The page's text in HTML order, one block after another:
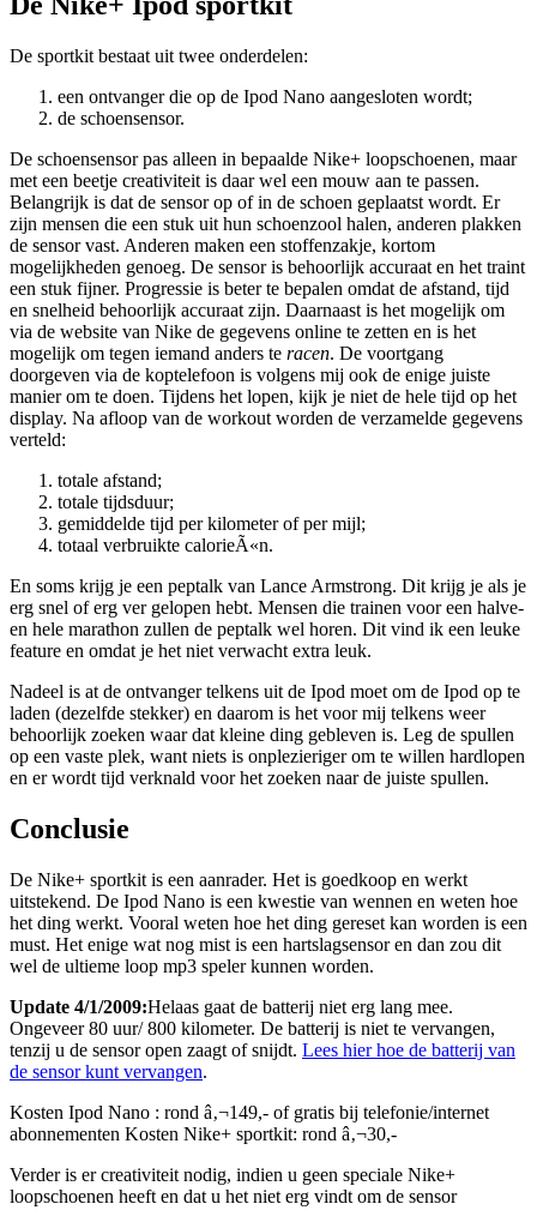
De sportkit bestaat uit twee onderdelen:
een ontvanger die op de Ipod Nano aangesloten wordt;
de schoensensor.
De schoensensor pas alleen in bepaalde Nike+ loopschoenen, maar
met een beetje creativiteit is daar wel een mouw aan te passen.
Belangrijk is dat de sensor op of in de schoen geplaatst wordt. Er
zijn mensen die een stuk uit hun schoenzool halen, anderen plakken
de sensor vast. Anderen maken een stoffenzakje, kortom
mogelijkheden genoeg. De sensor is behoorlijk accuraat en het traint
een stuk fijner. Progressie is beter te bepalen omdat de afstand, tijd
en snelheid behoorlijk accuraat zijn. Daarnaast is het mogelijk om
via de website van Nike de gegevens online te zetten en is het
mogelijk om tegen iemand anders te racen. De voortgang
doorgeven via de koptelefoon is volgens mij ook de enige juiste
manier om te doen. Tijdens het lopen, kijk je niet de hele tijd op het
display. Na afloop van de workout worden de verzamelde gegevens
verteld:
totale afstand;
totale tijdsduur;
gemiddelde tijd per kilometer of per mijl;
totaal verbruikte calorieÃ«n.
En soms krijg je een peptalk van Lance Armstrong. Dit krijg je als je
erg snel of erg ver gelopen hebt. Mensen die trainen voor een halve-
en hele marathon zullen de peptalk wel horen. Dit vind ik een leuke
feature en omdat je het niet verwacht extra leuk.
Nadeel is at de ontvanger telkens uit de Ipod moet om de Ipod op te
laden (dezelfde stekker) en daarom is het voor mij telkens weer
behoorlijk zoeken waar dat kleine ding gebleven is. Leg de spullen
op een vaste plek, want niets is onplezieriger om te willen hardlopen
en er wordt tijd verknald voor het zoeken naar de juiste spullen.
Conclusie
De Nike+ sportkit is een aanrader. Het is goedkoop en werkt
uitstekend. De Ipod Nano is een kwestie van wennen en weten hoe
het ding werkt. Vooral weten hoe het ding gereset kan worden is een
must. Het enige wat nog mist is een hartslagsensor en dan zou dit
wel de ultieme loop mp3 speler kunnen worden.
Update 4/1/2009:Helaas gaat de batterij niet erg lang mee.
Ongeveer 80 uur/ 800 kilometer. De batterij is niet te vervangen,
tenzij u de sensor open zaagt of snijdt. Lees hier hoe de batterij van
de sensor kunt vervangen.
Kosten Ipod Nano : rond â‚¬149,- of gratis bij telefonie/internet
abonnementen Kosten Nike+ sportkit: rond â‚¬30,-
Verder is er creativiteit nodig, indien u geen speciale Nike+
loopschoenen heeft en dat u het niet erg vindt om de sensor